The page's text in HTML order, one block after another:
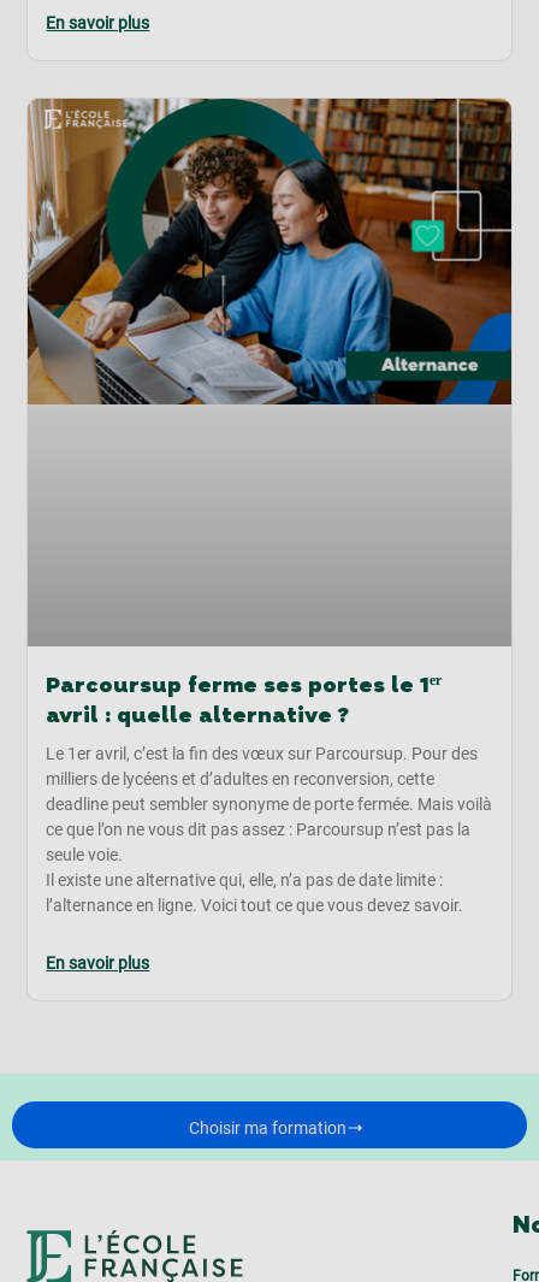
En savoir plus
Parcoursup ferme ses portes le 1ᵉʳ
avril : quelle alternative ?
Le 1er avril, c’est la fin des vœux sur Parcoursup. Pour des
milliers de lycéens et d’adultes en reconversion, cette
deadline peut sembler synonyme de porte fermée. Mais voilà
ce que l’on ne vous dit pas assez : Parcoursup n’est pas la
seule voie.
Il existe une alternative qui, elle, n’a pas de date limite :
l’alternance en ligne. Voici tout ce que vous devez savoir.
En savoir plus
Choisir ma formation